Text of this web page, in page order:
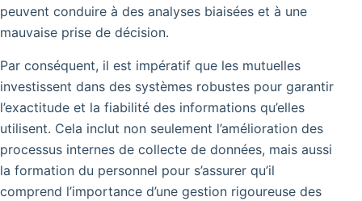
peuvent conduire à des analyses biaisées et à une
mauvaise prise de décision.
Par conséquent, il est impératif que les mutuelles
investissent dans des systèmes robustes pour garantir
l’exactitude et la fiabilité des informations qu’elles
utilisent. Cela inclut non seulement l’amélioration des
processus internes de collecte de données, mais aussi
la formation du personnel pour s’assurer qu’il
comprend l’importance d’une gestion rigoureuse des